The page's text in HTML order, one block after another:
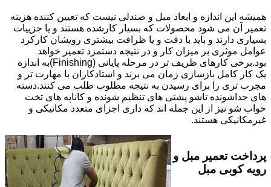
همیشه این اندازه و ابعاد مبل و صندلی نیست که تعیین کننده هزینه
تعمیر آن می شود محصولات که بسیار کارشده هستند و یا جزییات
بسیاری دارند و باید با دقت و یا ظرافت بیشتری رویشان کارکرد
عوامل موثری بر میزان کار و در نتیجه دستمزد تعمیر خواهد
بود.برخی کارهای ظریف تر در مرحله پایانی (Finishing)به اندازه
یک کار کامل بازسازی زمان می برند و استادکاران با مهارت تر و
مجرب تری را برای رسیدن به نتیجه مطلوب طلب می کنند.دسته
های جداشونده تاشو پشتی های تنظیم شونده و کاناپه های تخت
خواب شو نیز از این جمله اند که داری اجزای متعدد مکانیکی و
غیرمکانیکی هستند.
پرداخت تعمیر مبل و
رویه کوبی مبل